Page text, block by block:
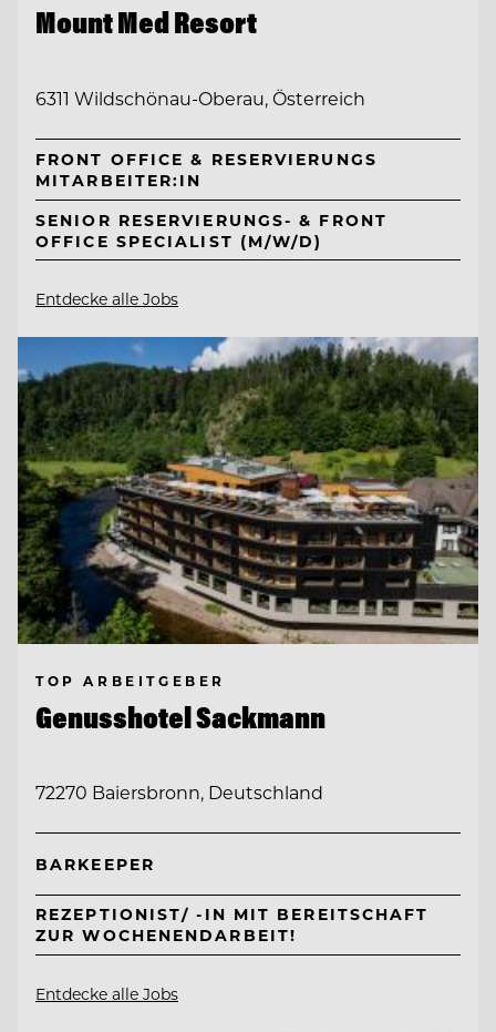
Mount Med Resort
6311 Wildschönau-Oberau, Österreich
FRONT OFFICE & RESERVIERUNGS
MITARBEITER:IN
SENIOR RESERVIERUNGS- & FRONT
OFFICE SPECIALIST (M/W/D)
Entdecke alle Jobs
TOP ARBEITGEBER
Genusshotel Sackmann
72270 Baiersbronn, Deutschland
BARKEEPER
REZEPTIONIST/ -IN MIT BEREITSCHAFT
ZUR WOCHENENDARBEIT!
Entdecke alle Jobs